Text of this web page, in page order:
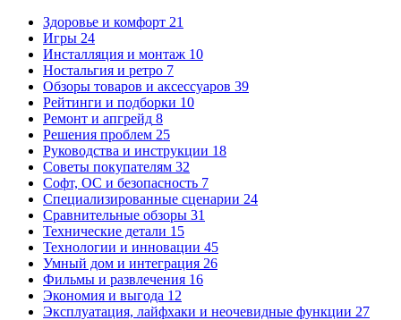
Здоровье и комфорт 21
Игры 24
Инсталляция и монтаж 10
Ностальгия и ретро 7
Обзоры товаров и аксессуаров 39
Рейтинги и подборки 10
Ремонт и апгрейд 8
Решения проблем 25
Руководства и инструкции 18
Советы покупателям 32
Софт, ОС и безопасность 7
Специализированные сценарии 24
Сравнительные обзоры 31
Технические детали 15
Технологии и инновации 45
Умный дом и интеграция 26
Фильмы и развлечения 16
Экономия и выгода 12
Эксплуатация, лайфхаки и неочевидные функции 27